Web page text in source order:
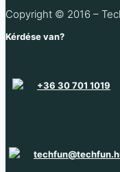
Raktáron 95 db
Copyright © 2016 –
Kérdése van?
+36 30 701 1019